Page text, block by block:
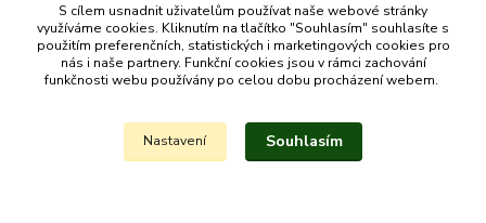
info@domky-obchod.cz
Upravit sběr cookies.
S cílem usnadnit uživatelům používat naše webové stránky
využíváme cookies. Kliknutím na tlačítko "Souhlasím" souhlasíte s
použitím preferenčních, statistických i marketingových cookies pro
nás i naše partnery. Funkční cookies jsou v rámci zachování
funkčnosti webu používány po celou dobu procházení webem.
Nastavení Souhlasím